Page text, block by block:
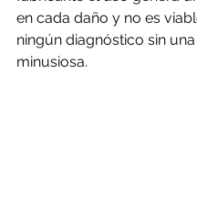
en cada daño y no es
ningún diagnóstico sin
minusiosa.